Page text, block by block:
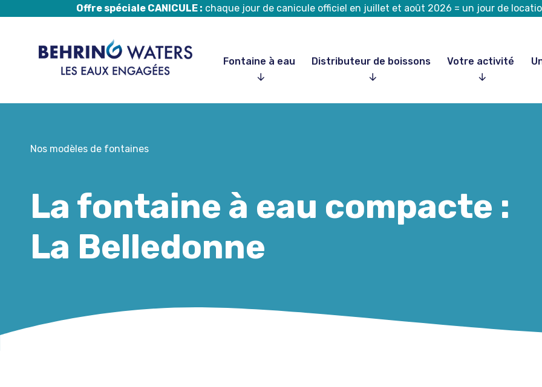
contenu
Offre spéciale CANICULE : chaque jour de canicule officiel en juillet et août 2026 = un jour de
Fontaine à eau Distributeur de boissons Votre activité
Nos modèles de fontaines
La fontaine à eau compacte :
La Belledonne